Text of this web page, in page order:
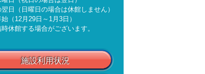
翌日（日曜日の場合は休館しません）
始（12月29日～1月3日）
休館する場合がございます。
施設利用状況